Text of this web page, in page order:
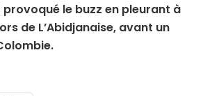
le buzz en pleurant à
de L’Abidjanaise, avant un